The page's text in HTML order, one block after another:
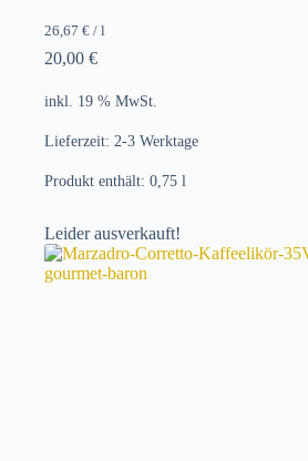
26,67 € / l
20,00 €
inkl. 19 % MwSt.
Lieferzeit: 2-3 Werktage
Produkt enthält: 0,75 l
Leider ausverkauft!